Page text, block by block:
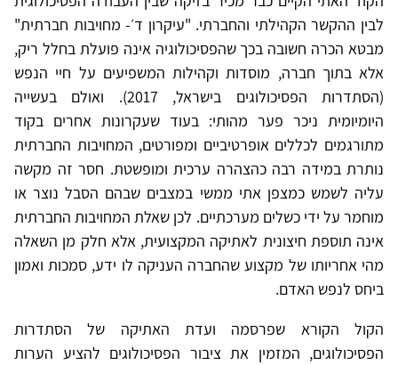
לבין ההקשר הקהילתי והחברתי. "עיקרון ד׳- מחויבות חברתית"
מבטא הכרה חשובה בכך שהפסיכולוגיה אינה פועלת בחלל ריק,
אלא בתוך חברה, מוסדות וקהילות המשפיעים על חיי הנפש
(הסתדרות הפסיכולוגים בישראל, 2017). ואולם בעשייה
היומיומית ניכר פער מהותי: בעוד שעקרונות אחרים בקוד
מתורגמים לכללים אופרטיביים ומפורטים, המחויבות החברתית
נותרת במידה רבה כהצהרה ערכית ומופשטת. חסר זה מקשה
עליה לשמש כמצפן אתי ממשי במצבים שבהם הסבל נוצר או
מוחמר על ידי כשלים מערכתיים. לכן שאלת המחויבות החברתית
אינה תוספת חיצונית לאתיקה המקצועית, אלא חלק מן השאלה
מהי אחריותו של מקצוע שהחברה העניקה לו ידע, סמכות ואמון
ביחס לנפש האדם.
הקול הקורא שפרסמה ועדת האתיקה של הסתדרות
הפסיכולוגים, המזמין את ציבור הפסיכולוגים להציע הערות